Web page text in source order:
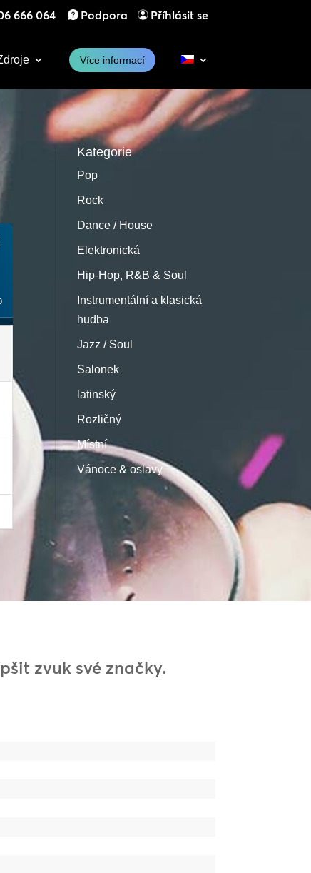
666 064 Podpora Příhlásit se
Více informací
Kategorie
Pop
Rock
Dance / House
Elektronická
Hip-Hop, R&B & Soul
Instrumentální a klasická
hudba
Jazz / Soul
Salonek
latinský
Rozličný
Místní
Vánoce & oslavy
zvuk své značky.